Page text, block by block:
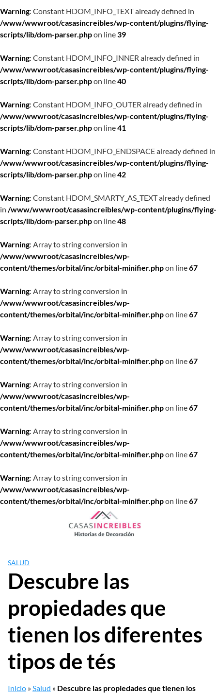
Warning: Constant HDOM_INFO_TEXT already defined in
/www/wwwroot/casasincreibles/wp-content/plugins/flying-
scripts/lib/dom-parser.phpon line39
Warning: Constant HDOM_INFO_INNER already defined in
/www/wwwroot/casasincreibles/wp-content/plugins/flying-
scripts/lib/dom-parser.phpon line40
Warning: Constant HDOM_INFO_OUTER already defined in
/www/wwwroot/casasincreibles/wp-content/plugins/flying-
scripts/lib/dom-parser.phpon line41
Warning: Constant HDOM_INFO_ENDSPACE already defined in
/www/wwwroot/casasincreibles/wp-content/plugins/flying-
scripts/lib/dom-parser.phpon line42
Warning: Constant HDOM_SMARTY_AS_TEXT already defined
in /www/wwwroot/casasincreibles/wp-content/plugins/flying-
scripts/lib/dom-parser.phpon line48
Warning: Array to string conversion in
/www/wwwroot/casasincreibles/wp-
content/themes/orbital/inc/orbital-minifier.phpon line67
Warning: Array to string conversion in
/www/wwwroot/casasincreibles/wp-
content/themes/orbital/inc/orbital-minifier.phpon line67
Warning: Array to string conversion in
/www/wwwroot/casasincreibles/wp-
content/themes/orbital/inc/orbital-minifier.phpon line67
Warning: Array to string conversion in
/www/wwwroot/casasincreibles/wp-
content/themes/orbital/inc/orbital-minifier.phpon line67
Warning: Array to string conversion in
/www/wwwroot/casasincreibles/wp-
content/themes/orbital/inc/orbital-minifier.phpon line67
Warning: Array to string conversion in
/www/wwwroot/casasincreibles/wp-
content/themes/orbital/inc/orbital-minifier.phpon line67
SALUD
Descubre las
propiedades que
tienen los diferentes
tipos de tés
Inicio »Salud » Descubre las propiedades que tienen los